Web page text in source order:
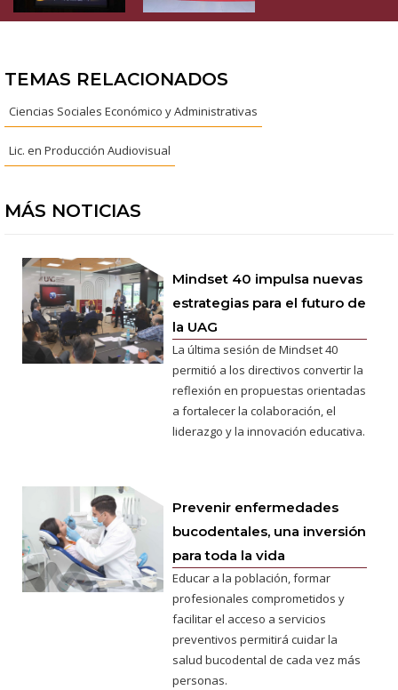
TEMAS RELACIONADOS
Ciencias Sociales Económico y Administrativas
Lic. en Producción Audiovisual
MÁS NOTICIAS
Mindset 40 impulsa nuevas
estrategias para el futuro de
la UAG
La última sesión de Mindset 40
permitió a los directivos convertir la
reflexión en propuestas orientadas
a fortalecer la colaboración, el
liderazgo y la innovación educativa.
Prevenir enfermedades
bucodentales, una inversión
para toda la vida
Educar a la población, formar
profesionales comprometidos y
facilitar el acceso a servicios
preventivos permitirá cuidar la
salud bucodental de cada vez más
personas.